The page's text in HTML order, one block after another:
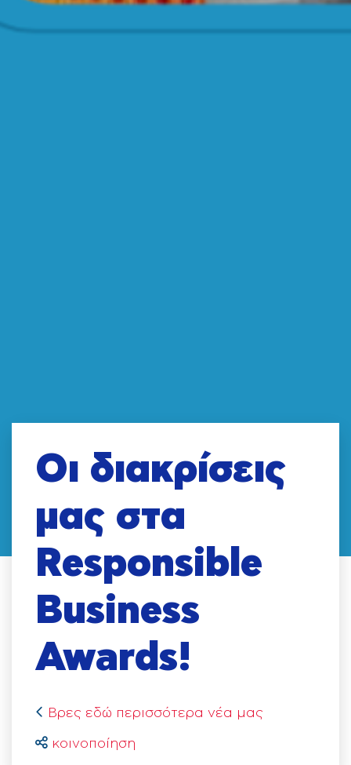
Οι διακρίσεις
μας στα
Responsible
Business
Awards!
Βρες εδώ περισσότερα νέα μας
κοινοποίηση